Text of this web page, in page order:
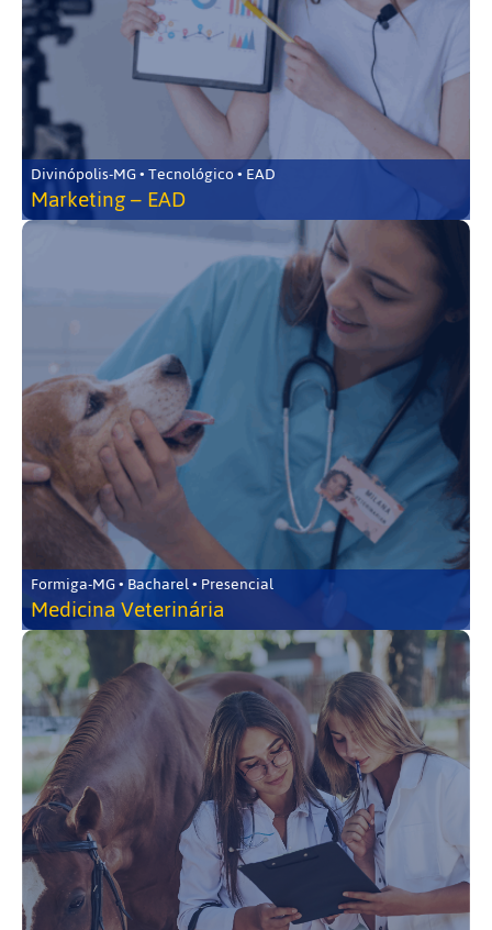
Divinópolis-MG • Tecnológico • EAD
Marketing – EAD
Formiga-MG • Bacharel • Presencial
Medicina Veterinária